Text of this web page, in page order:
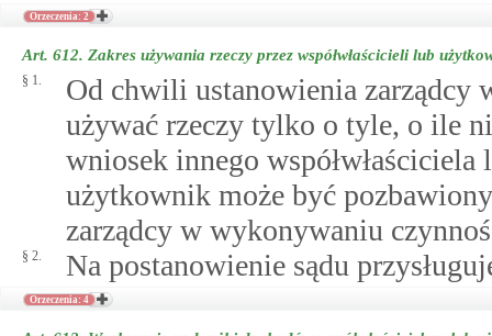
Orzeczenia: 2
Art. 612. Zakres używania rzeczy przez współwłaścicieli lub
§ 1.
Od chwili ustanowienia zarządcy
używać rzeczy tylko o tyle, o ile
wniosek innego współwłaściciela
użytkownik może być
zarządcy w wykonywaniu
§ 2. Na postanowienie sądu
Orzeczenia: 4